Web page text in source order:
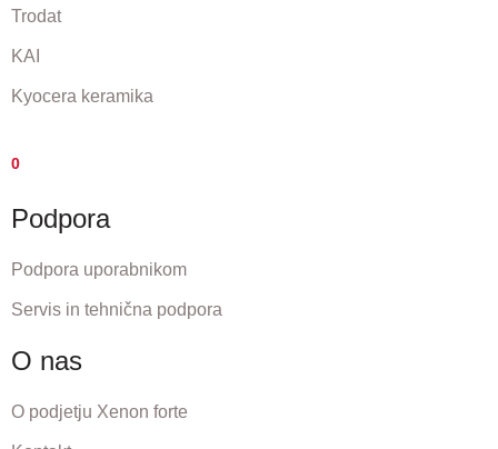
Trodat
KAI
Kyocera keramika
0
Podpora
Podpora uporabnikom
Servis in tehnična podpora
O nas
O podjetju Xenon forte